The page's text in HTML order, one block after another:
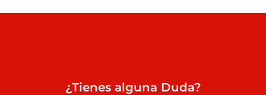
¿Tienes alguna Duda?